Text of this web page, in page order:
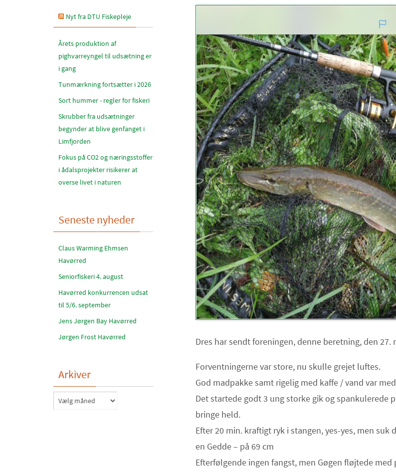
Dres har sendt foreningen, denne beretning, den 27.
Forventningerne var store, nu skulle grejet luftes.
God madpakke samt rigelig med kaffe / vand var
Det startede godt 3 ung storke gik og spankulerede
bringe held.
Efter 20 min. kraftigt ryk i stangen, yes-yes, men suk
en Gedde – på 69 cm
Efterfølgende ingen fangst, men Gøgen fløjtede
Nyt fra DTU Fiskepleje
Årets produktion af
pighvarreyngel til udsætning er
i gang
Tunmærkning fortsætter i 2026
Sort hummer - regler for fiskeri
Skrubber fra udsætninger
begynder at blive genfanget i
Limfjorden
Fokus på CO2 og næringsstoffer
i ådalsprojekter risikerer at
overse livet i naturen
Seneste nyheder
Claus Warming Ehmsen
Havørred
Seniorfiskeri 4. august
Havørred konkurrencen udsat
til 5/6. september
Jens Jørgen Bay Havørred
Jørgen Frost Havørred
Arkiver
Arkiver